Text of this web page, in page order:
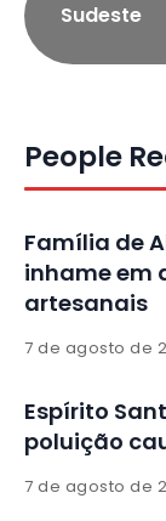
Sudeste
People
Família de
inhame em
artesanais
7 de agosto de
Espírito
poluição
7 de agosto de